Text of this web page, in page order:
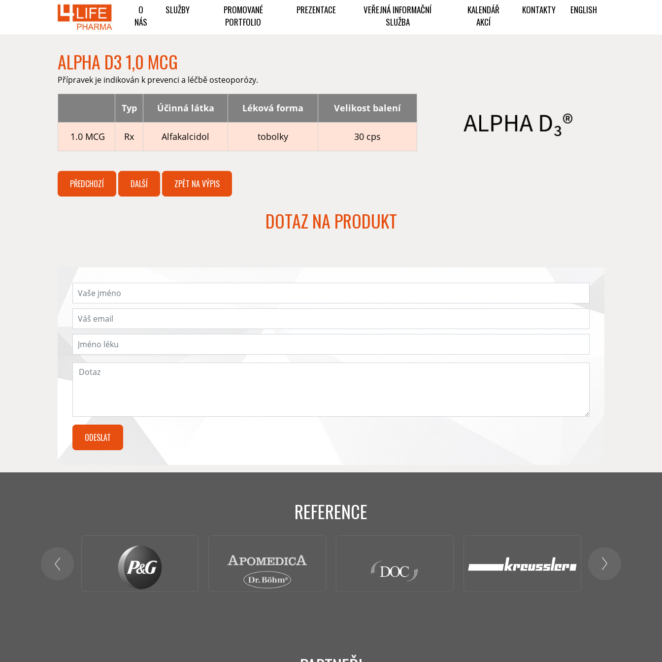
O
NÁS
SLUŽBY
PROMOVANÉ
PORTFOLIO
PREZENTACE
VEŘEJNÁ INFORMAČNÍ
SLUŽBA
KALENDÁŘ
AKCÍ
KONTAKTY ENGLISH
ALPHA D3 1,0 MCG
Přípravek je indikován k prevenci a léčbě osteoporózy.
Typ Účinná látka Léková forma Velikost balení
1.0 MCG Rx Alfakalcidol tobolky 30 cps
PŘEDCHOZÍ DALŠÍ ZPĚT NA VÝPIS
DOTAZ NA PRODUKT
REFERENCE